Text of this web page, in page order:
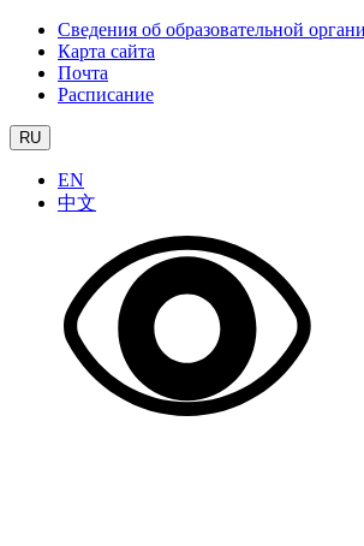
Сведения об образовательной
Карта сайта
Почта
Расписание
RU
EN
中文